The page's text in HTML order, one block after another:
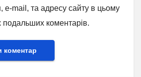
e-mail, та адресу сайту в цьому
подальших коментарів.